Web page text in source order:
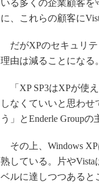
いる多くの企業顧客
に、これらの顧客に
だがXPのセキュリテ
理由は減ることになる。
「XP SP3はXPが使
しなくていいと思わ
う」とEnderle Group
その上、Windows
熟している。片や
ベルに達しつつあると